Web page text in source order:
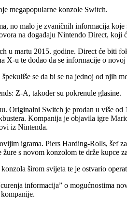
megapopularne konzole Switch.
no malo je zvaničnih informacija
na događaju Nintendo Direct, koji
u martu 2015. godine. Direct će biti
X-u te dodao da se informacije o
se da bi se na jednoj od njih
Z-A, također su pokrenule glasine.
Originalni Switch je prodan u više
Kompanija je objavila igre
iz Nintenda.
igrama. Piers Harding-Rolls,
s novom konzolom te drže
širom svijeta te je ostvario
informacija” o mogućnostima